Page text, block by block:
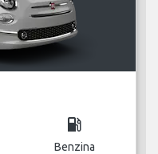
local_gas_station
Benzina